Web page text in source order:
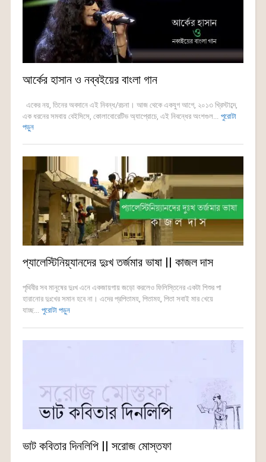
আর্কের হাসান ও নব্বইয়ের বাংলা গান
একের নয়, তিনের অবদানে এই নিবন্ধ/রচনা। আজ থেকে একযুগ আগে, ২০১৩ খ্রিস্টাব্দে,
এক ধরনের সমবায় বেইসিসে, কোলাবোরেটিভ অ্যাপ্রোচে, এই নিবন্ধের অংশগুল... পুরোটা
পড়ুন
প্যালেস্টিনিয়্যানদের দুঃখ তর্জমার ভাষা || কাজল দাস
পৃথিবীর সব মানুষের দুঃখ এনে একজায়গায় জড়ো করলেও ফিলিস্তিনের একটা শিশুর পা
হারানোর দুঃখের সমান হবে না। এদের প্রপিতামহ, পিতামহ, পিতা সবাই মার খেয়ে
যাচ্ছ... পুরোটা পড়ুন
ভাট কবিতার দিনলিপি || সরোজ মোস্তফা